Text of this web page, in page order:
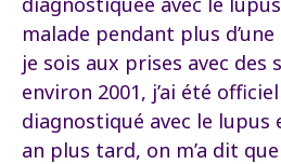
malade pendant plus
je sois aux prises avec des
environ 2001, j’ai été
diagnostiqué avec le lupus
an plus tard, on m’a dit que